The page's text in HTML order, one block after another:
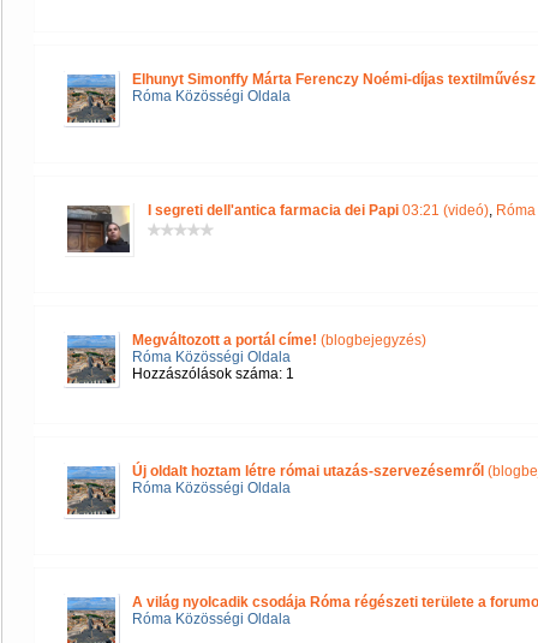
Elhunyt Simonffy Márta Ferenczy Noémi-díjas textilművész
Róma Közösségi Oldala
I segreti dell'antica farmacia dei Papi 03:21 (videó),
Megváltozott a portál címe! (blogbejegyzés)
Róma Közösségi Oldala
Hozzászólások száma: 1
Új oldalt hoztam létre római utazás-szervezésemről
Róma Közösségi Oldala
A világ nyolcadik csodája Róma régészeti területe a
Róma Közösségi Oldala